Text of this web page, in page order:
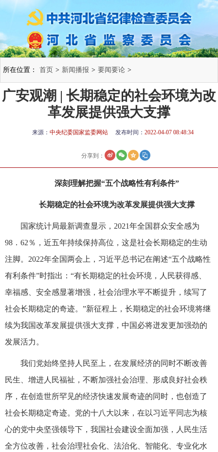
所在位置： 首页 > 新闻播报 > 要闻要论 >
广安观潮 | 长期稳定的社会环境为改
革发展提供强大支撑
来源： 中央纪委国家监委网站 发布时间： 2022-04-07 08:48:34
分享到：
深刻理解把握“五个战略性有利条件”
长期稳定的社会环境为改革发展提供强大支撑
国家统计局最新调查显示，2021年全国群众安全感为
98．62％，近五年持续保持高位，这是社会长期稳定的生动
注脚。2022年全国两会上，习近平总书记在阐述“五个战略性
有利条件”时指出：“有长期稳定的社会环境，人民获得感、
幸福感、安全感显著增强，社会治理水平不断提升，续写了
社会长期稳定的奇迹。”新征程上，长期稳定的社会环境将继
续为我国改革发展提供强大支撑，中国必将迸发更加强劲的
发展活力。
我们党始终坚持人民至上，在发展经济的同时不断改善
民生、增进人民福祉，不断加强社会治理、形成良好社会秩
序，在创造世所罕见的经济快速发展奇迹的同时，也创造了
社会长期稳定奇迹。党的十八大以来，在以习近平同志为核
心的党中央坚强领导下，我国社会建设全面加强，人民生活
全方位改善，社会治理社会化、法治化、智能化、专业化水